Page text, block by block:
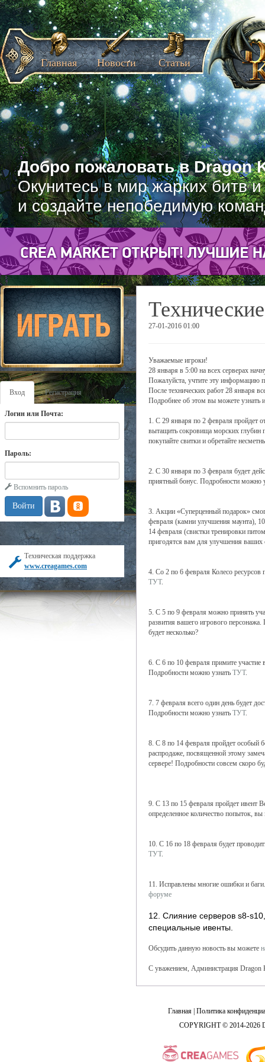
Добро пожаловать в Dragon
Окунитесь в мир жарких битв
и создайте непобедимую
Главная Новости Статьи
Вход Регистрация
Логин или Почта:
Пароль:
Вспомнить пароль
Техническая поддержка
www.creagames.com
27-01-2016 01:00
Уважаемые игроки!
28 января в 5:00 на всех серверах
Пожалуйста, учтите эту информацию
После технических работ 28 января
Подробнее об этом вы можете узнать
1. С 29 января по 2 февраля пройдет
вытащить сокровища морских глубин
покупайте свитки и обретайте
2. С 30 января по 3 февраля будет
приятный бонус. Подробности можно
3. Акции «Суперценный подарок»
февраля (камни улучшения маунта),
14 февраля (свистки тренировки
пригодятся вам для улучшения
4. Со 2 по 6 февраля Колесо
ТУТ.
5. С 5 по 9 февраля можно принять
развития вашего игрового
будет несколько?
6. С 6 по 10 февраля примите участие
Подробности можно узнать ТУТ.
7. 7 февраля всего один день будет
Подробности можно узнать ТУТ.
8. С 8 по 14 февраля пройдет особый
распродаже, посвященной этому
сервере! Подробности совсем скоро
9. С 13 по 15 февраля пройдет ивент
определенное количество попыток,
10. С 16 по 18 февраля будет
ТУТ.
11. Исправлены многие ошибки и
форуме
12. Слияние серверов s8-
специальные ивенты.
Обсудить данную новость вы можете
С уважением, Администрация Dragon
Главная Политика
COPYRIGHT © 2014-2026